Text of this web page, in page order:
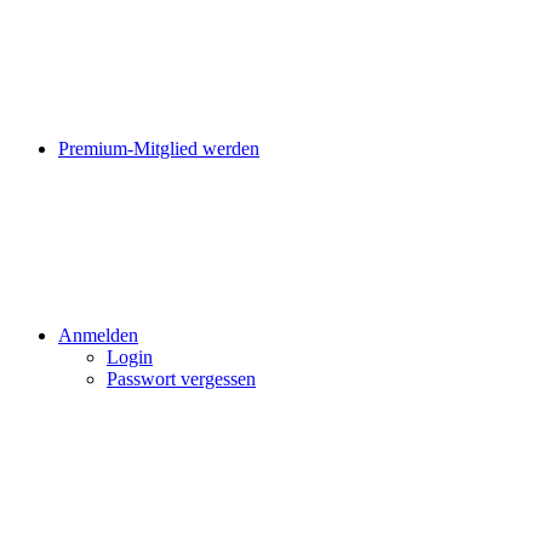
Premium-Mitglied werden
Anmelden
Login
Passwort vergessen